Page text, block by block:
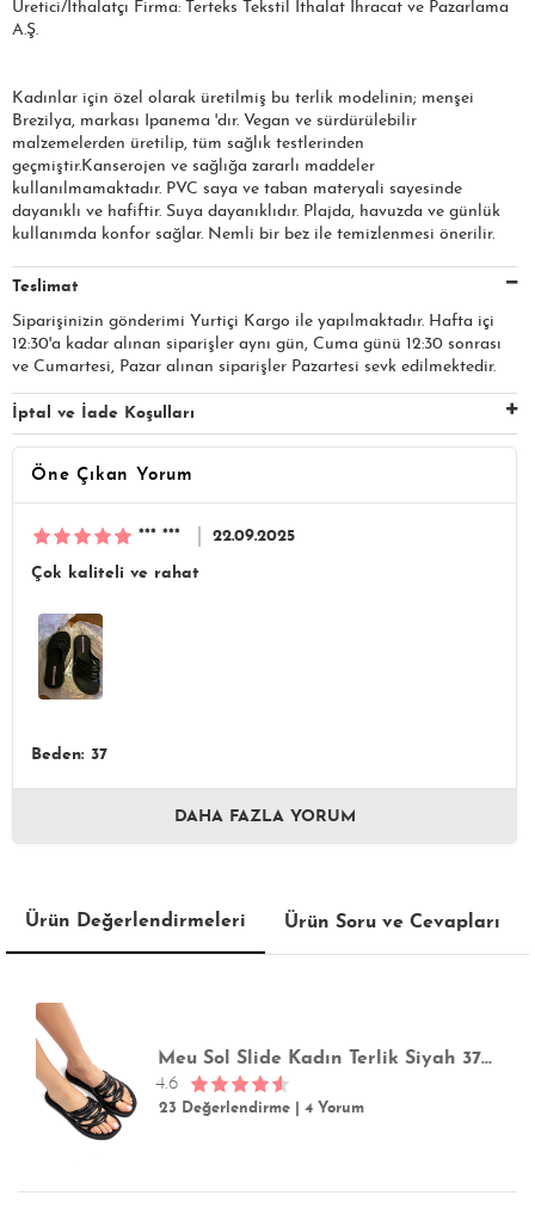
Üretici/İthalatçı Firma: Terteks Tekstil İthalat İhracat ve Pazarlama
A.Ş.
Kadınlar için özel olarak üretilmiş bu terlik modelinin; menşei
Brezilya, markası Ipanema 'dır. Vegan ve sürdürülebilir
malzemelerden üretilip, tüm sağlık testlerinden
geçmiştir.Kanserojen ve sağlığa zararlı maddeler
kullanılmamaktadır. PVC saya ve taban materyali sayesinde
dayanıklı ve hafiftir. Suya dayanıklıdır. Plajda, havuzda ve günlük
kullanımda konfor sağlar. Nemli bir bez ile temizlenmesi önerilir.
Teslimat
Siparişinizin gönderimi Yurtiçi Kargo ile yapılmaktadır. Hafta içi
12:30'a kadar alınan siparişler aynı gün, Cuma günü 12:30 sonrası
ve Cumartesi, Pazar alınan siparişler Pazartesi sevk edilmektedir.
İptal ve İade Koşulları
Öne Çıkan Yorum
*** *** 22.09.2025
Çok kaliteli ve rahat
Beden: 37
DAHA FAZLA YORUM
Ürün Değerlendirmeleri Ürün Soru ve Cevapları
Meu Sol Slide Kadın Terlik Siyah 37/42
4.6
23 Değerlendirme 4 Yorum